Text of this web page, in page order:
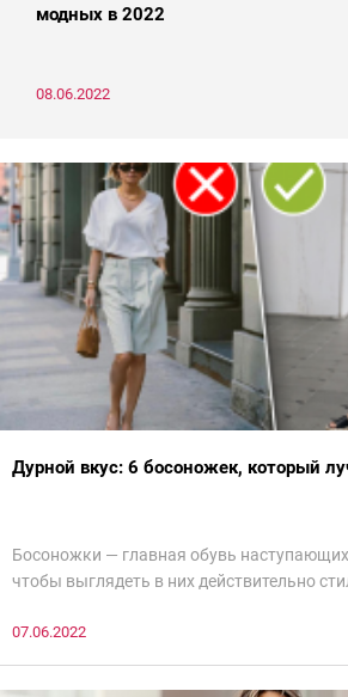
модных в 2022
08.06.2022
Дурной вкус: 6 босоножек, который
Босоножки — главная обувь
чтобы выглядеть в них действительно
сезоне лучше не надевать. Потому что
07.06.2022